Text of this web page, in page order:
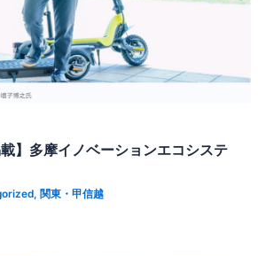
載】多摩イノベーションエコシステ
, 関東・甲信越